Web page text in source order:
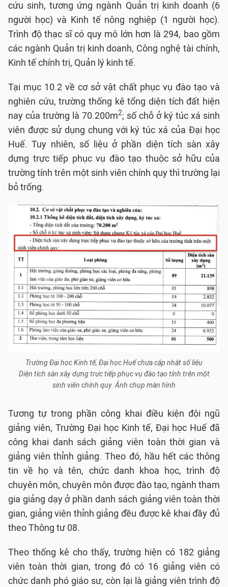
cứu sinh, tương ứng ngành Quản trị kinh doanh (6
người học) và Kinh tế nông nghiệp (1 người học).
Trình độ thạc sĩ có quy mô lớn hơn là 294, bao gồm
các ngành Quản trị kinh doanh, Công nghệ tài chính,
Kinh tế chính trị, Quản lý kinh tế.
Tại mục 10.2 về cơ sở vật chất phục vụ đào tạo và
nghiên cứu, trường thống kê tổng diện tích đất hiện
nay của trường là 70.200m2; số chỗ ở ký túc xá sinh
viên được sử dụng chung với ký túc xá của Đại học
Huế. Tuy nhiên, số liệu ở phần diện tích sàn xây
dựng trực tiếp phục vụ đào tạo thuộc sở hữu của
trường tính trên một sinh viên chính quy thì trường lại
bỏ trống.
Trường Đại học Kinh tế, Đại học Huế chưa cập nhật số liệu
Diện tích sàn xây dựng trực tiếp phục vụ đào tạo tính trên một
sinh viên chính quy. Ảnh chụp màn hình
Tương tự trong phần công khai điều kiện đội ngũ
giảng viên, Trường Đại học Kinh tế, Đại học Huế đã
công khai danh sách giảng viên toàn thời gian và
giảng viên thỉnh giảng. Theo đó, hầu hết các thông
tin về họ và tên, chức danh khoa học, trình độ
chuyên môn, chuyên môn được đào tạo, ngành tham
gia giảng dạy ở phần danh sách giảng viên toàn thời
gian, giảng viên thỉnh giảng đều được kê khai đầy đủ
theo Thông tư 08.
Theo thống kê cho thấy, trường hiện có 182 giảng
viên toàn thời gian, trong đó có 16 giảng viên có
chức danh phó giáo sư, còn lại là giảng viên trình độ